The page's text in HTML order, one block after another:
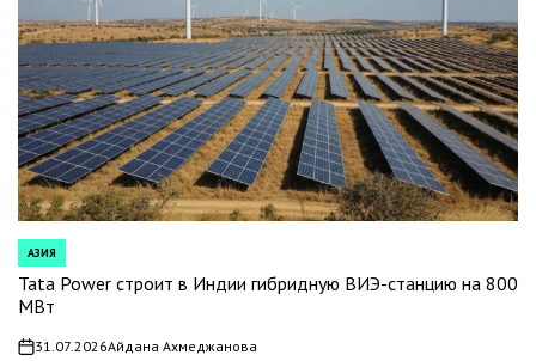
POSTED
IN
АЗИЯ
Tata Power строит в Индии гибридную ВИЭ-станцию на 800
МВт
on31.07.2026Айдана Ахмеджанова